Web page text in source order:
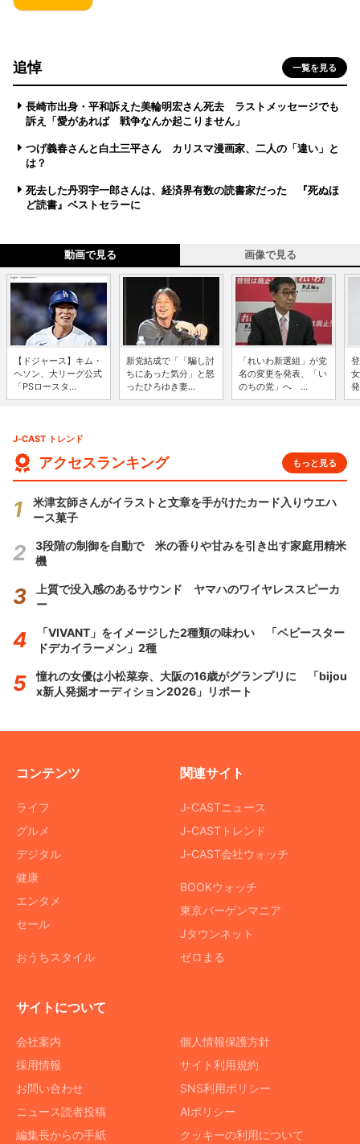
追悼 一覧を見る
長崎市出身・平和訴えた美輪明宏さん死去 ラストメッセージでも
訴え「愛があれば 戦争なんか起こりません」
つげ義春さんと白土三平さん カリスマ漫画家、二人の「違い」と
は？
死去した丹羽宇一郎さんは、経済界有数の読書家だった 『死ぬほ
ど読書』ベストセラーに
動画で見る 画像で見る
【ドジャース】キム・
ヘソン、大リーグ公式
「PSロースタ...
新党結成で「「騙し討
ちにあった気分」と怒
ったひろゆき妻...
「れいわ新選組」が党
名の変更を発表、「い
のちの党」へ ...
J-CAST トレンド
アクセスランキング もっと見る
米津玄師さんがイラストと文章を手がけたカード入りウエハ
ース菓子
3段階の制御を自動で 米の香りや甘みを引き出す家庭用精米
機
上質で没入感のあるサウンド ヤマハのワイヤレススピーカ
ー
「VIVANT」をイメージした2種類の味わい 「ベビースター
ドデカイラーメン」2種
憧れの女優は小松菜奈、大阪の16歳がグランプリに 「bijou
x新人発掘オーディション2026」リポート
コンテンツ
ライフ
グルメ
デジタル
健康
エンタメ
セール
おうちスタイル
関連サイト
J-CASTニュース
J-CASTトレンド
J-CAST会社ウォッチ
BOOKウォッチ
東京バーゲンマニア
Jタウンネット
ゼロまる
サイトについて
会社案内
採用情報
お問い合わせ
ニュース読者投稿
編集長からの手紙
個人情報保護方針
サイト利用規約
SNS利用ポリシー
AIポリシー
クッキーの利用について